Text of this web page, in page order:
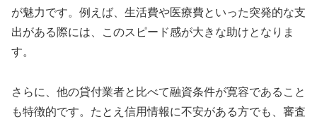
が魅力です。例えば、生活費や医療費といった突発的な支
出がある際には、このスピード感が大きな助けとなりま
す。
さらに、他の貸付業者と比べて融資条件が寛容であること
も特徴的です。たとえ信用情報に不安がある方でも、審査